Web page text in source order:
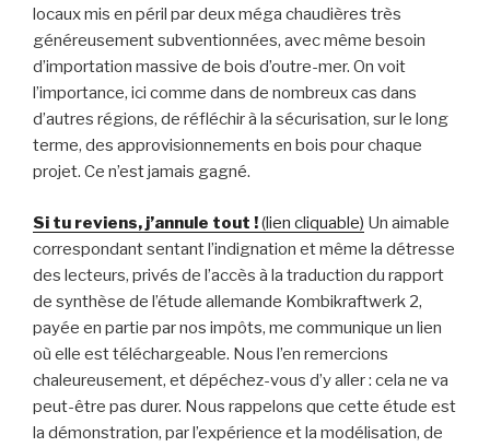
locaux mis en péril par deux méga chaudières très
généreusement subventionnées, avec même besoin
d’importation massive de bois d’outre-mer. On voit
l’importance, ici comme dans de nombreux cas dans
d’autres régions, de réfléchir à la sécurisation, sur le long
terme, des approvisionnements en bois pour chaque
projet. Ce n’est jamais gagné.
Si tu reviens, j’annule tout !(lien cliquable) Un aimable
correspondant sentant l’indignation et même la détresse
des lecteurs, privés de l’accès à la traduction du rapport
de synthèse de l’étude allemande Kombikraftwerk 2,
payée en partie par nos impôts, me communique un lien
où elle est téléchargeable. Nous l’en remercions
chaleureusement, et dépéchez-vous d’y aller : cela ne va
peut-être pas durer. Nous rappelons que cette étude est
la démonstration, par l’expérience et la modélisation, de